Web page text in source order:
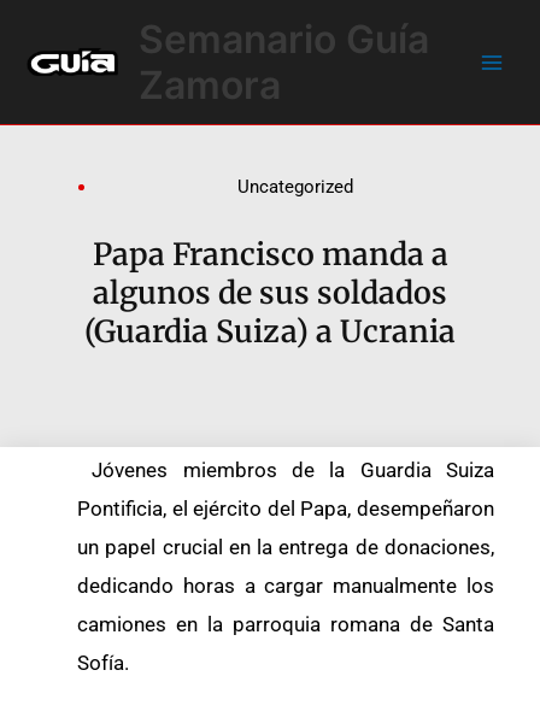
contenido
Semanario Guía
Zamora
Uncategorized
Papa Francisco manda a
algunos de sus soldados
(Guardia Suiza) a Ucrania
Jóvenes miembros de la Guardia Suiza
Pontificia, el ejército del Papa, desempeñaron
un papel crucial en la entrega de donaciones,
dedicando horas a cargar manualmente los
camiones en la parroquia romana de Santa
Sofía.